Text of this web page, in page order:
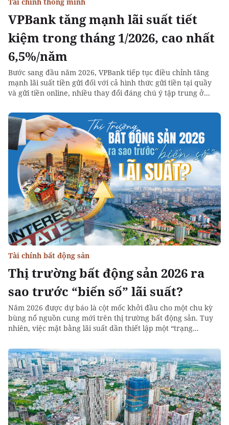
VPBank tăng mạnh lãi suất tiết
kiệm trong tháng 1/2026, cao nhất
6,5%/năm
Bước sang đầu năm 2026, VPBank tiếp tục điều chỉnh tăng
mạnh lãi suất tiền gửi đối với cả hình thức gửi tiền tại quầy
và gửi tiền online, nhiều thay đổi đáng chú ý tập trung ở...
Thị trường bất động sản 2026 ra
sao trước “biến số” lãi suất?
Tài chính bất động sản
Năm 2026 được dự báo là cột mốc khởi đầu cho một chu kỳ
bùng nổ nguồn cung mới trên thị trường bất động sản. Tuy
nhiên, việc mặt bằng lãi suất dần thiết lập một “trạng...